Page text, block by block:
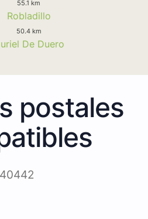
55.1 km
Robladillo
50.4 km
De Duero
postales
40442